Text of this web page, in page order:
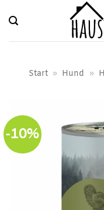
Inhalt
springen
Start » Hund »
-10%